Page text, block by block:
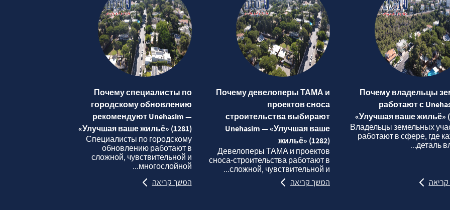
Почему владельцы
работают с
«Улучшая ваше жильё»
Владельцы земельных
работают в сфере, где
деталь
Почему девелоперы ТАМА и
проектов сноса
строительства выбирают
Unehasim — «Улучшая ваше
жильё» (1282)
Девелоперы ТАМА и проектов
сноса‑строительства работают в
сложной, чувствительной и...
המשך קריאה
Почему специалисты по
городскому обновлению
рекомендуют Unehasim —
«Улучшая ваше жильё» (1281)
Специалисты по городскому
обновлению работают в
сложной, чувствительной и
многослойной...
המשך קריאה